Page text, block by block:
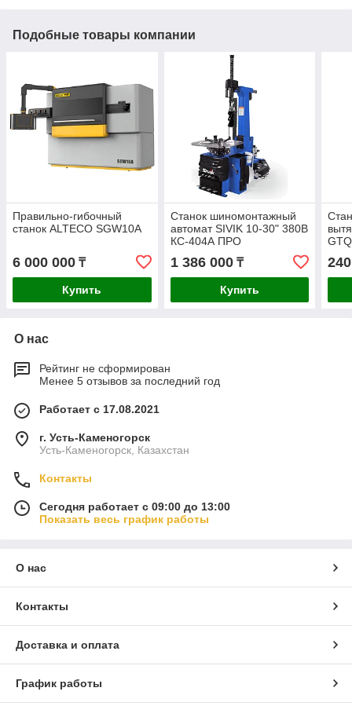
Подобные товары компании
Правильно-гибочный
станок ALTECO SGW10A
6 000 000 ₸
Купить
Станок шиномонтажный
автомат SIVIK 10-30" 380В
КС-404А ПРО
1 386 000₸
Купить
О нас
Рейтинг не сформирован
Менее 5 отзывов за последний год
Работает с 17.08.2021
г. Усть-Каменогорск
Усть-Каменогорск, Казахстан
Контакты
Сегодня работает с 09:00 до 13:00
Показать весь график работы
О нас
Контакты
Доставка и оплата
График работы